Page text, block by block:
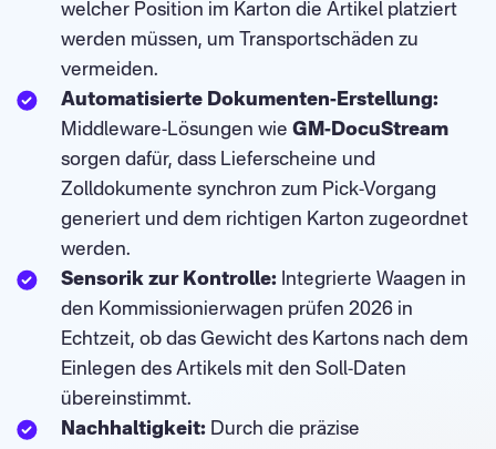
welcher Position im Karton die Artikel platziert
werden müssen, um Transportschäden zu
vermeiden.
Automatisierte Dokumenten-Erstellung:
Middleware-Lösungen wie GM-DocuStream
sorgen dafür, dass Lieferscheine und
Zolldokumente synchron zum Pick-Vorgang
generiert und dem richtigen Karton zugeordnet
werden.
Sensorik zur Kontrolle: Integrierte Waagen in
den Kommissionierwagen prüfen 2026 in
Echtzeit, ob das Gewicht des Kartons nach dem
Einlegen des Artikels mit den Soll-Daten
übereinstimmt.
Nachhaltigkeit: Durch die präzise